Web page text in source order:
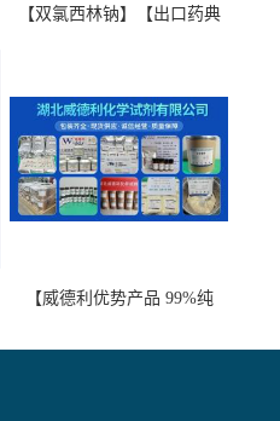
【双氯西林钠】【出口药典
【威德利优势产品 99%纯